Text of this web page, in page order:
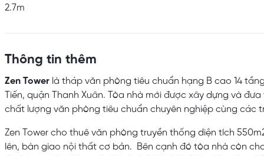
2.7m
Thông tin thêm
Zen Tower là tháp văn phòng tiêu chuẩn hạng B cao 14
Tiến, quận Thanh Xuân. Tòa nhà mới được xây dựng và
chất lượng văn phòng tiêu chuẩn chuyên nghiệp cùng các
Zen Tower cho thuê văn phòng truyền thống diện tích
lên, bàn giao nội thất cơ bản. Bên cạnh đó tòa nhà còn